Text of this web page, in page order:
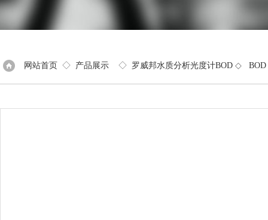
网站首页 ◇ 产品展示 ◇ 罗威邦水质分析光度计BOD ◇ BOD